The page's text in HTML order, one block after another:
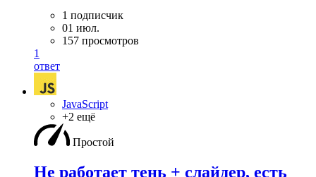
1 подписчик
01 июл.
157 просмотров
1
ответ
JavaScript
+2 ещё
Простой
Не работает тень + слайдер, есть